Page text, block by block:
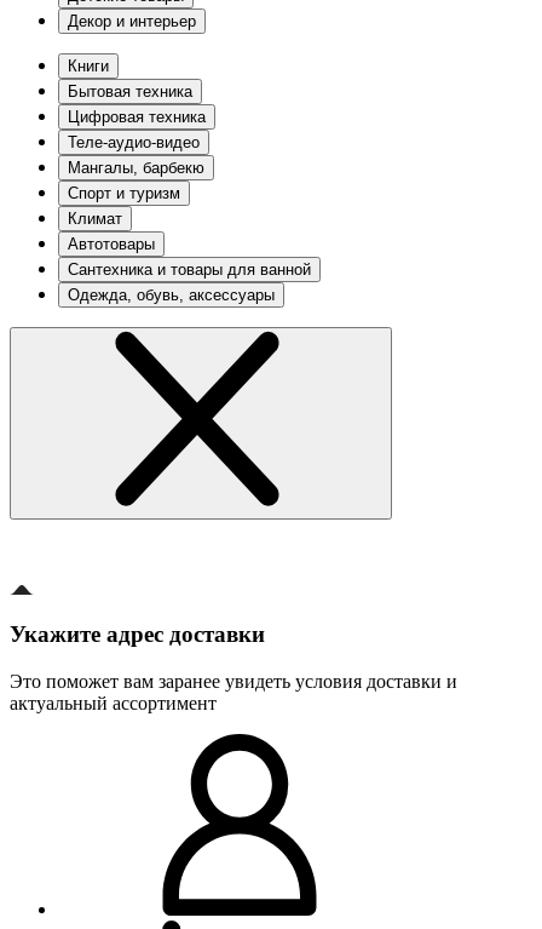
Декор и интерьер
Книги
Бытовая техника
Цифровая техника
Теле-аудио-видео
Мангалы, барбекю
Спорт и туризм
Климат
Автотовары
Сантехника и товары для ванной
Одежда, обувь, аксессуары
Укажите адрес доставки
Это поможет вам заранее увидеть условия доставки и
актуальный ассортимент